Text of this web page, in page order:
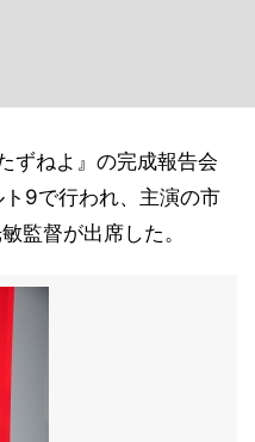
ずねよ』の完成報告会
9で行われ、主演の市
監督が出席した。